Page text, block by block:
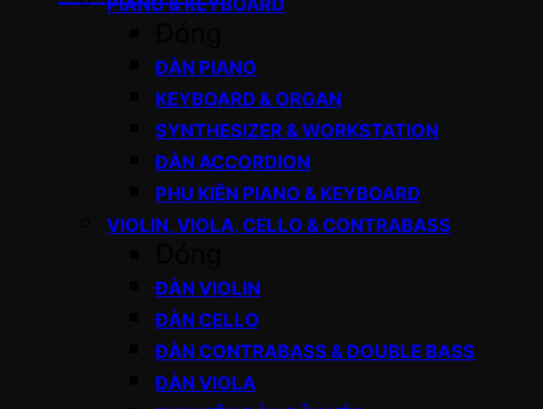
ĐÀN PIANO
KEYBOARD & ORGAN
SYNTHESIZER & WORKSTATION
ĐÀN ACCORDION
PHỤ KIỆN PIANO & KEYBOARD
VIOLIN, VIOLA, CELLO & CONTRABASS
ĐÀN VIOLIN
ĐÀN CELLO
ĐÀN CONTRABASS & DOUBLE BASS
ĐÀN VIOLA